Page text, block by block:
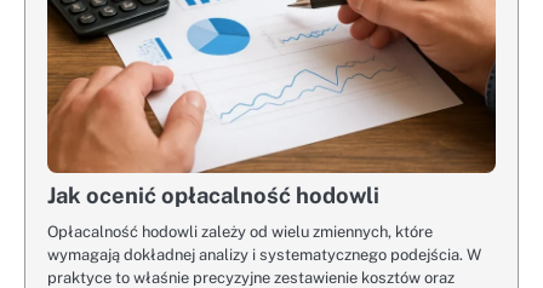
Jak ocenić opłacalność hodowli
Opłacalność hodowli zależy od wielu zmiennych, które
wymagają dokładnej analizy i systematycznego podejścia. W
praktyce to właśnie precyzyjne zestawienie kosztów oraz